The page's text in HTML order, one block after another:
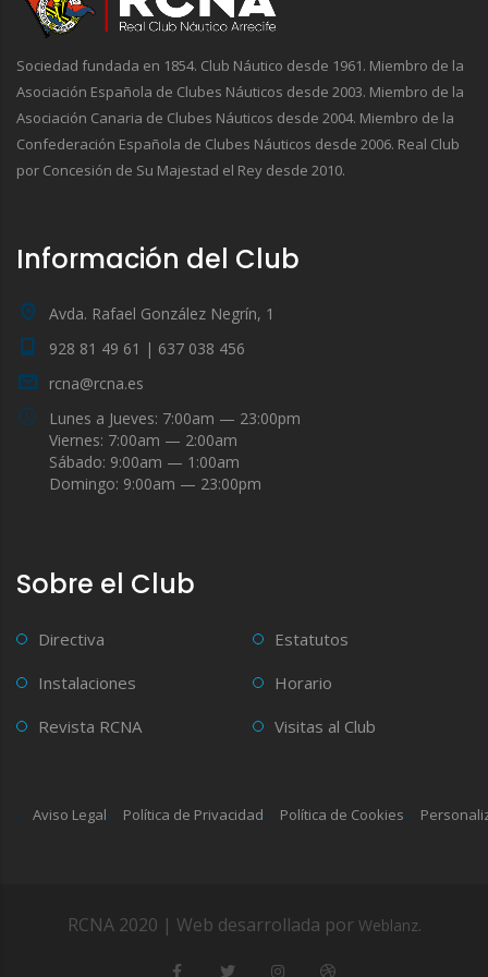
Sociedad fundada en 1854. Club Náutico desde 1961. Miembro de la
Asociación Española de Clubes Náuticos desde 2003. Miembro de la
Asociación Canaria de Clubes Náuticos desde 2004. Miembro de la
Confederación Española de Clubes Náuticos desde 2006. Real Club
por Concesión de Su Majestad el Rey desde 2010.
Información del Club
Avda. Rafael González Negrín, 1
928 81 49 61 | 637 038 456
rcna@rcna.es
Lunes a Jueves: 7:00am — 23:00pm
Viernes: 7:00am — 2:00am
Sábado: 9:00am — 1:00am
Domingo: 9:00am — 23:00pm
Sobre el Club
Directiva
Estatutos
Instalaciones
Horario
Revista RCNA
Visitas al Club
Aviso Legal Política de Privacidad Política de Cookies
RCNA 2020 | Web desarrollada por Weblanz.